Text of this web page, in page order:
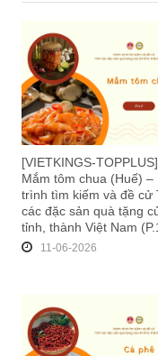
[VIETKINGS-TOPPLUS]
Mắm tôm chua (Huế) –
trình tìm kiếm và đề cử
các đặc sản quà tặng
tỉnh, thành Việt Nam
11-06-2026